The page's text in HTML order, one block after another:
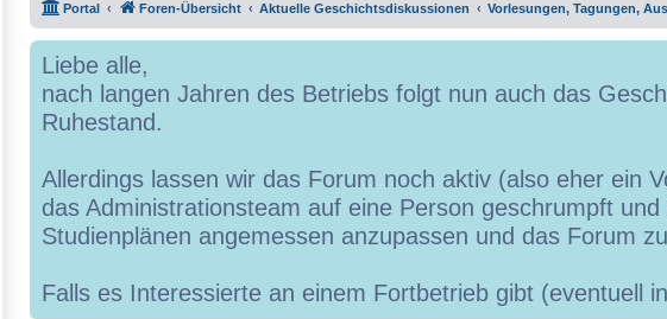
Portal Foren-Übersicht Aktuelle Geschichtsdiskussionen Vorlesungen, Tagungen,
Liebe alle,
nach langen Jahren des Betriebs folgt nun auch das
Ruhestand.
Allerdings lassen wir das Forum noch aktiv (also eher ein
das Administrationsteam auf eine Person geschrumpft
Studienplänen angemessen anzupassen und das Forum
Falls es Interessierte an einem Fortbetrieb gibt (eventuell